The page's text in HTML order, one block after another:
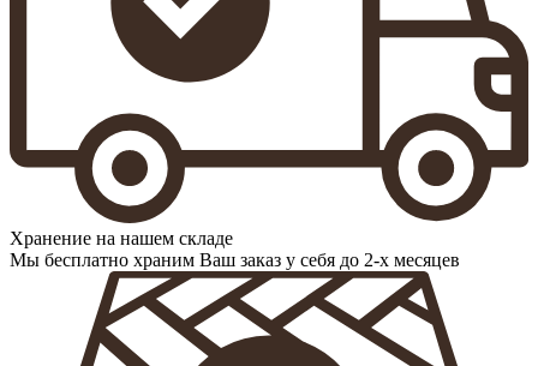
Хранение на нашем складе
Мы бесплатно храним Ваш заказ у себя до 2-х месяцев